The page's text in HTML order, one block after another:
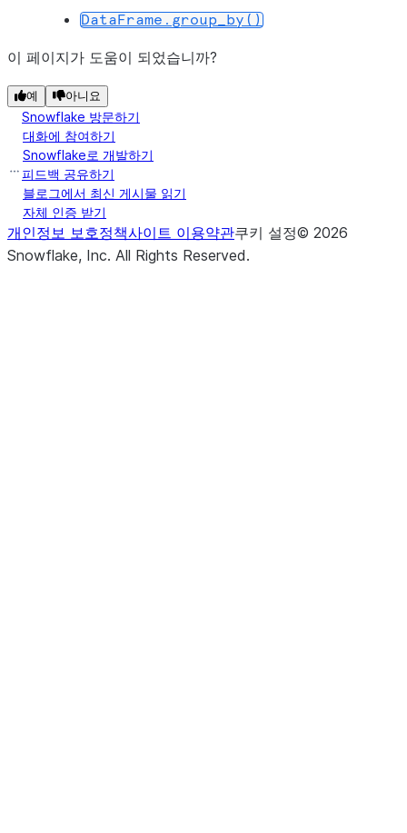
DataFrame.group_by()
이 페이지가 도움이 되었습니까?
예 아니요
Snowflake 방문하기
대화에 참여하기
Snowflake로 개발하기
피드백 공유하기
블로그에서 최신 게시물 읽기
자체 인증 받기
개인정보 보호정책사이트 이용약관쿠키 설정© 2026
Snowflake, Inc. All Rights Reserved.